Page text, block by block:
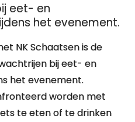
eet- en
het evenement.
NK Schaatsen is de
bij eet- en
het evenement.
worden met
te eten of te drinken